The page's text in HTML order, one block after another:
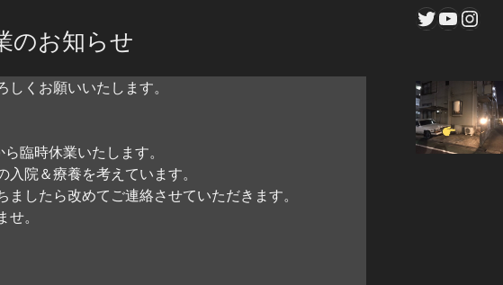
のお知らせ
くお願いいたします。
臨時休業いたします。
入院＆療養を考えています。
ましたら改めてご連絡させていただきます。
。
Twitter